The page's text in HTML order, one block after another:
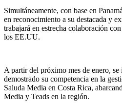
Simultáneamente, con base en
en reconocimiento a su destacada y
trabajará en estrecha colaboración
los EE.UU.
A partir del próximo mes de enero,
demostrado su competencia en la
Saluda Media en Costa Rica,
Media y Teads en la región.